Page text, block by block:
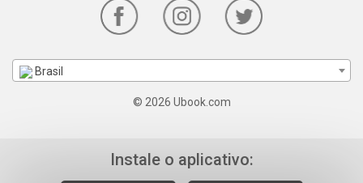
Brasil
© 2026 Ubook.com
Instale o aplicativo: